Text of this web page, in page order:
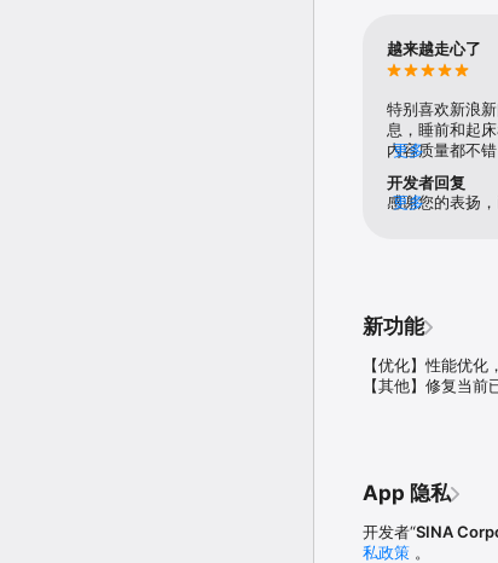
编辑精挑细选，杂
乐享国内外重大
【微博登陆】
【分享】
1.	App底部导航
2.	新浪微博私信
4.	客服热线：
5.	邮箱：
越来越走心了
特别喜欢新浪
息，睡前和起
内容质量都不
最好在这个时
望改进吧！加油
更多
开发者回复
感谢您的表扬
更多
新功能
【优化】性能优化
【其他】修复当
App 隐私
开发者“SINA
私政策 。